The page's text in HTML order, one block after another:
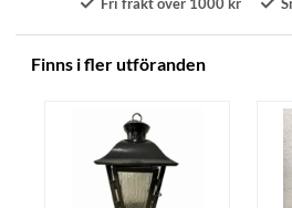
Finns i fler utföranden